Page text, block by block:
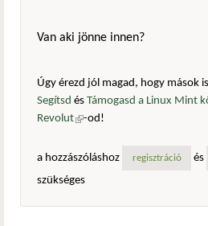
Van aki jönne innen?
Úgy érezd jól magad, hogy mások
Segítsd és Támogasd a Linux Mint
Revolut(külső hivatkozás)
-od!
a hozzászóláshoz regisztráció és
szükséges